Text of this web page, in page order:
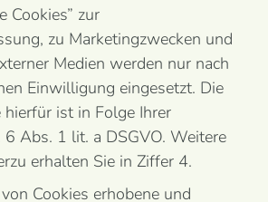
Cookies” zur
zu Marketingzwecken und
Medien werden nur nach
Einwilligung eingesetzt. Die
hierfür ist in Folge Ihrer
Abs. 1 lit. a DSGVO. Weitere
erhalten Sie in Ziffer 4.
Cookies erhobene und